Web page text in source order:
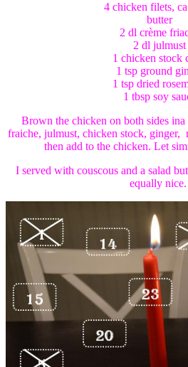
4 chicken filets,
butter
2 dl crème
2 dl julmust
1 chicken stock
1 tsp ground
1 tsp dried
1 tbsp soy
Brown the chicken on both sides
fraiche, julmust, chicken stock, ginger,
then add to the chicken. Let
I served with couscous and a salad
equally nice.